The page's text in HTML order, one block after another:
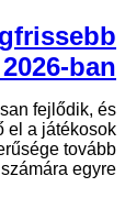
ban
fejlődik, és
el a játékosok
tovább
egyre...